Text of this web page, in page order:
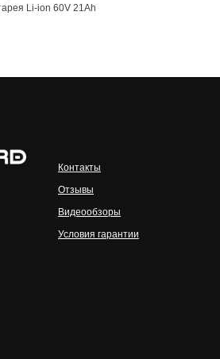
Li-ion 60V 21Ah
Контакты
Отзывы
Видеообзоры
Условия гарантии